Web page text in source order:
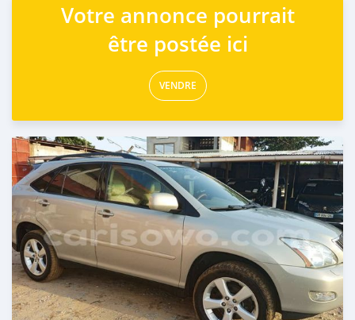
Votre annonce pourrait
être postée ici
VENDRE